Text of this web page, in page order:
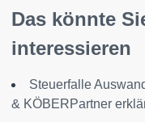
Das könnte
interessieren
Steuerfalle
& KÖBERPartner